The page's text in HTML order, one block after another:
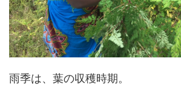
雨季は、葉の収穫時期。